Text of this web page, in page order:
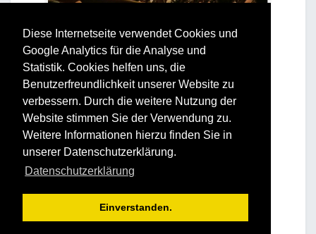
Diese Internetseite verwendet Cookies und
Google Analytics für die Analyse und
Statistik. Cookies helfen uns, die
Benutzerfreundlichkeit unserer Website zu
verbessern. Durch die weitere Nutzung der
Website stimmen Sie der Verwendung zu.
Weitere Informationen hierzu finden Sie in
unserer Datenschutzerklärung.
Datenschutzerklärung
Einverstanden.